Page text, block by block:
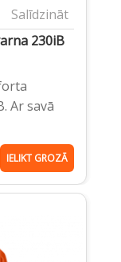
Salīdzināt
230iB
Ar savā
IELIKT GROZĀ